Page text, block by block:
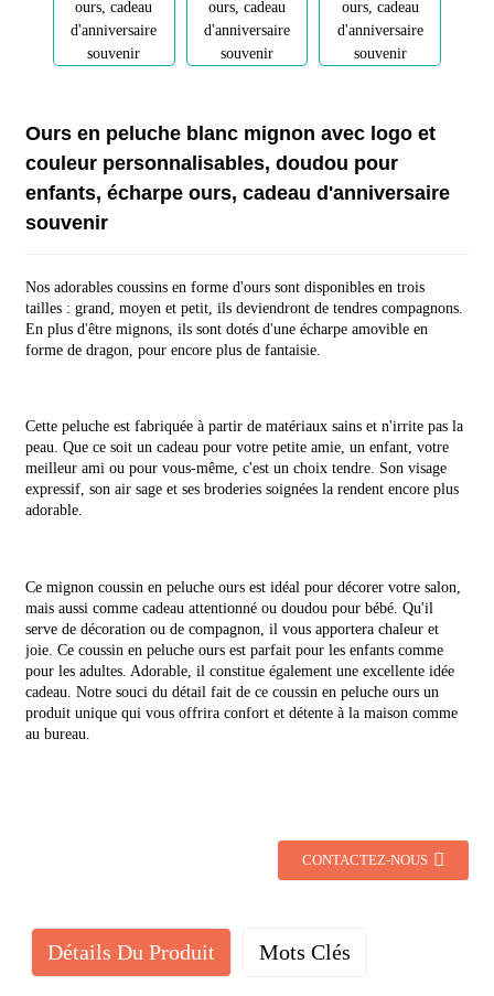
Ours en peluche blanc mignon avec logo et
couleur personnalisables, doudou pour
enfants, écharpe ours, cadeau d'anniversaire
souvenir
Nos adorables coussins en forme d'ours sont disponibles en trois
tailles : grand, moyen et petit, ils deviendront de tendres compagnons.
En plus d'être mignons, ils sont dotés d'une écharpe amovible en
forme de dragon, pour encore plus de fantaisie.
Cette peluche est fabriquée à partir de matériaux sains et n'irrite pas la
peau. Que ce soit un cadeau pour votre petite amie, un enfant, votre
meilleur ami ou pour vous-même, c'est un choix tendre. Son visage
expressif, son air sage et ses broderies soignées la rendent encore plus
adorable.
Ce mignon coussin en peluche ours est idéal pour décorer votre salon,
mais aussi comme cadeau attentionné ou doudou pour bébé. Qu'il
serve de décoration ou de compagnon, il vous apportera chaleur et
joie. Ce coussin en peluche ours est parfait pour les enfants comme
pour les adultes. Adorable, il constitue également une excellente idée
cadeau. Notre souci du détail fait de ce coussin en peluche ours un
produit unique qui vous offrira confort et détente à la maison comme
au bureau.
CONTACTEZ-NOUS
Détails Du Produit Mots Clés